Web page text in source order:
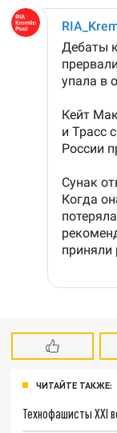
ЧИТАЙТЕ ТАКЖЕ:
Технофашисты XXI